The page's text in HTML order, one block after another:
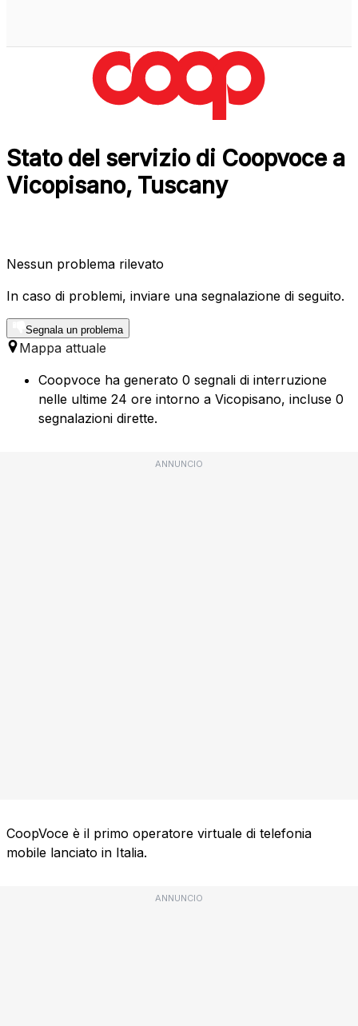
Stato del servizio di Coopvoce a
Vicopisano, Tuscany
Nessun problema rilevato
In caso di problemi, inviare una segnalazione di seguito.
Segnala un problema
Mappa attuale
Coopvoce ha generato 0 segnali di interruzione
nelle ultime 24 ore intorno a Vicopisano, incluse 0
segnalazioni dirette.
ANNUNCIO
CoopVoce è il primo operatore virtuale di telefonia
mobile lanciato in Italia.
ANNUNCIO